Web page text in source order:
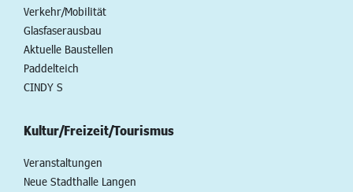
Verkehr/Mobilität
Glasfaserausbau
Aktuelle Baustellen
Paddelteich
CINDY S
Kultur/Freizeit/Tourismus
Veranstaltungen
Neue Stadthalle Langen